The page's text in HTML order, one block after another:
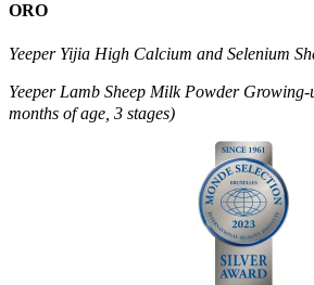
ORO
Yeeper Yijia High Calcium and Selenium
Yeeper Lamb Sheep Milk Powder
months of age, 3 stages)